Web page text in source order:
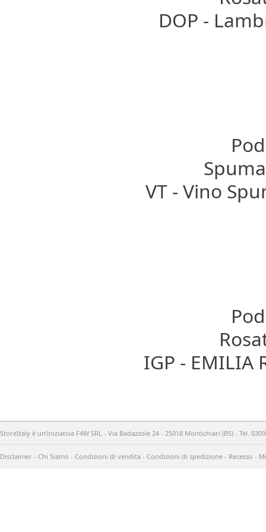
DOP -
VT - Vino
IGP - EMILIA
StoreItaly è un’iniziativa F4W SRL - Via Badazzole 24 - 25018 Montichiari (BS) - Tel.
Disclaimer - Chi Siamo - Condizioni di vendita - Condizioni di spedizione - Recesso -